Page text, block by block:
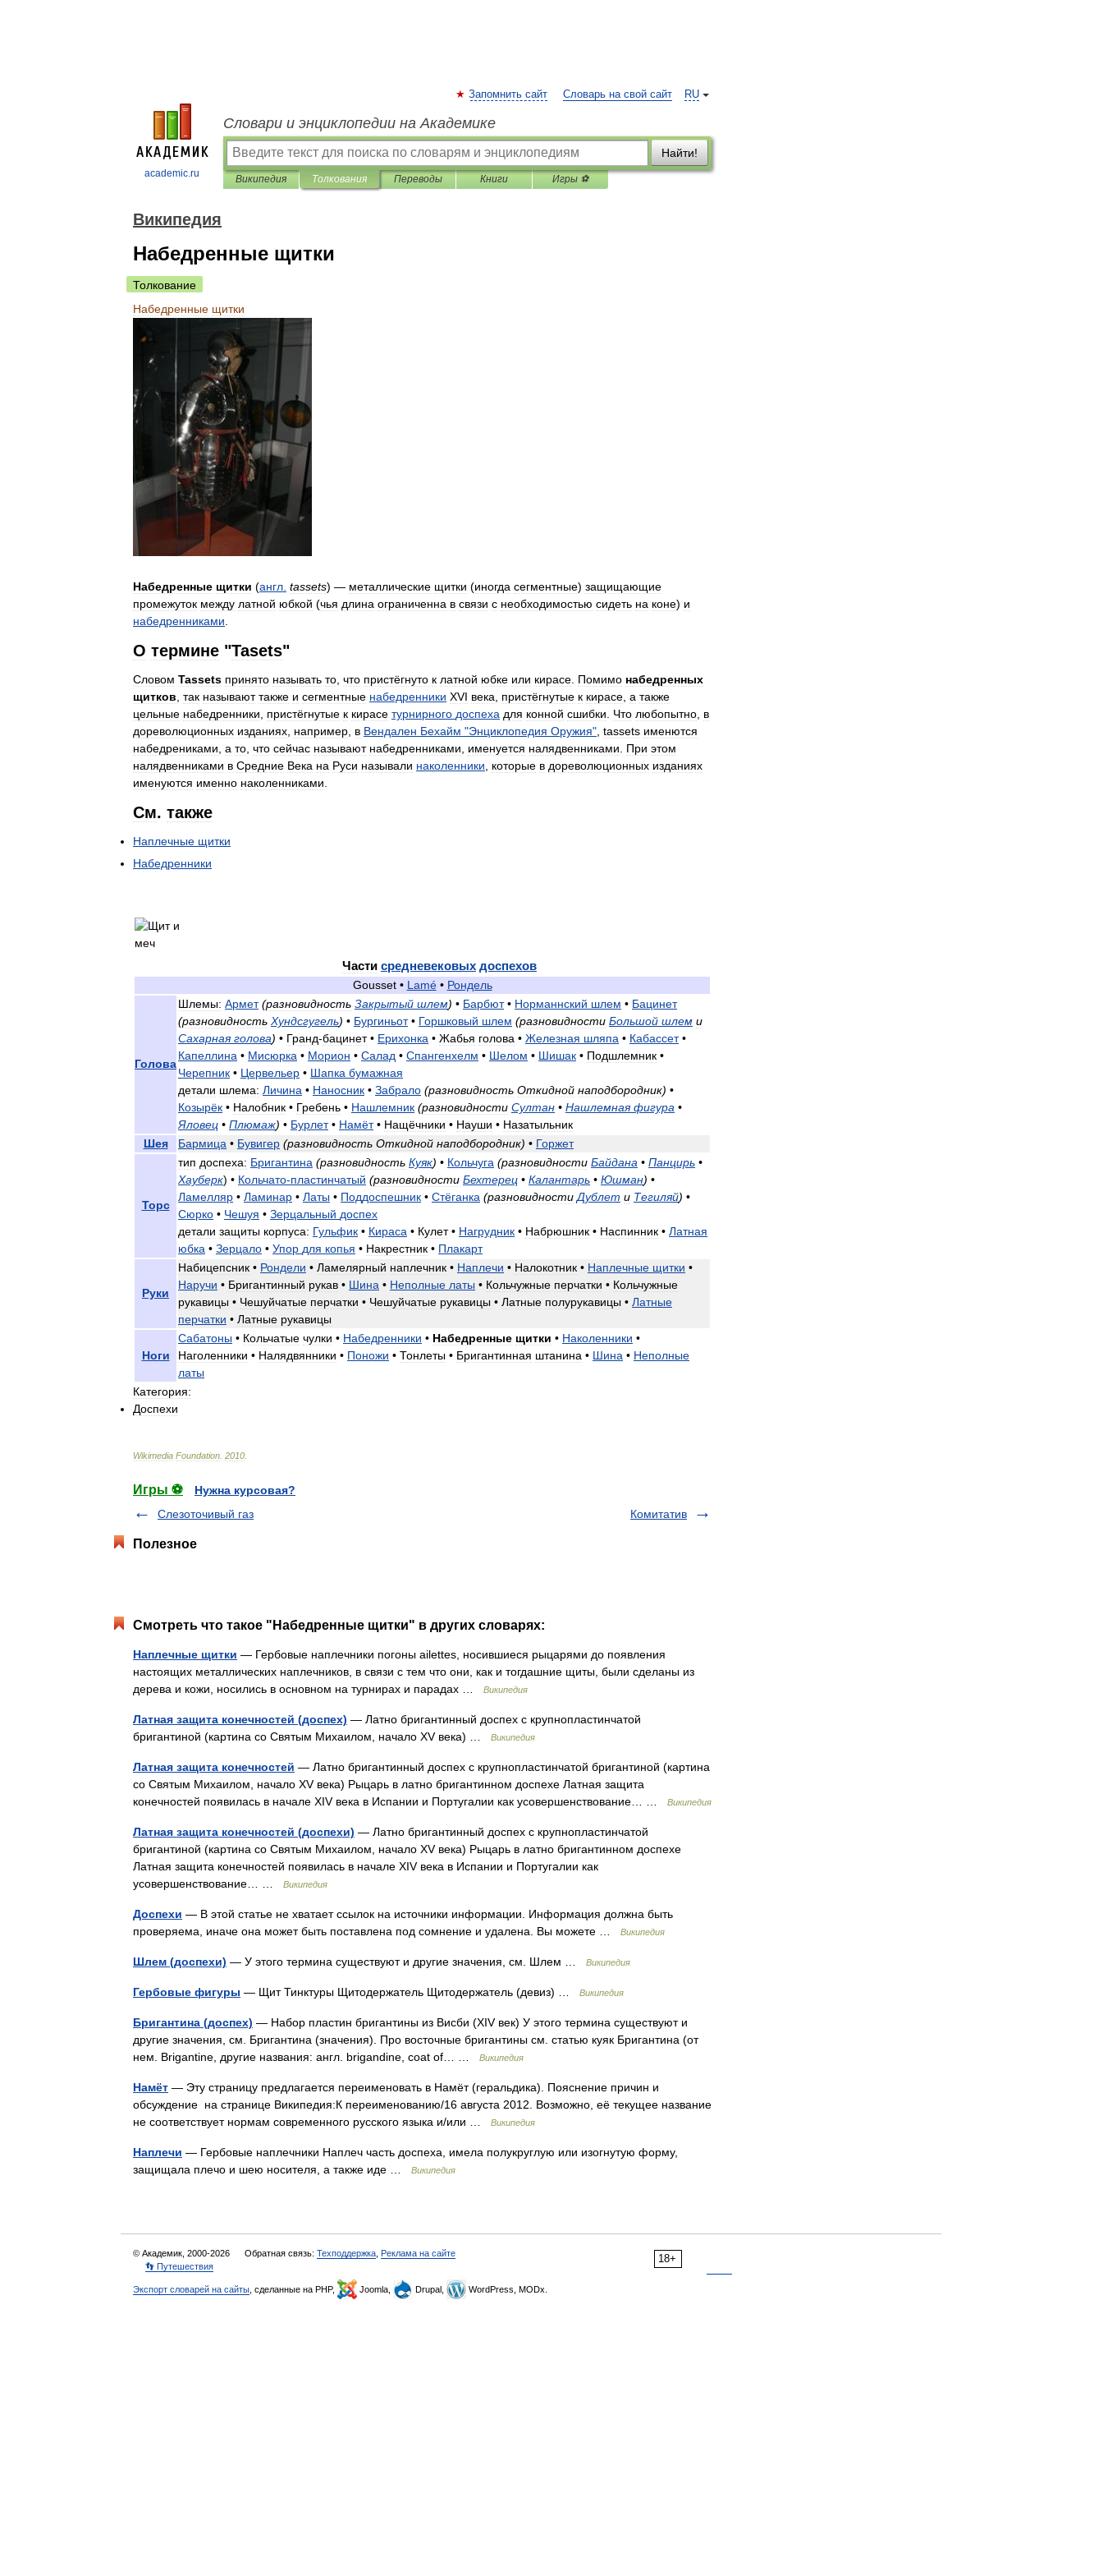
academic.ru
RU
Запомнить сайт Словарь на свой сайт
Словари и энциклопедии на Академике
Найти!
Википедия Толкования Переводы Книги Игры ⚽
Википедия
Набедренные щитки
Толкование
Набедренные щитки
Набедренные щитки (англ tassets) — металлические щитки (иногда сегментные) защищающие
промежуток между латной юбкой (чья длина ограниченна в связи с необходимостью сидеть на коне) и
набедренниками
О термине "Tasets"
Словом Tassets принято называть то что пристёгнуто к латной юбке или кирасе Помимо набедренных
щитков так называют также и сегментные набедренники XVI века пристёгнутые к кирасе а также
цельные набедренники пристёгнутые к кирасе турнирного доспеха для конной сшибки Что любопытно в
дореволюционных изданиях например в Вендален Бехайм "Энциклопедия Оружия" tassets именются
набедрениками а то что сейчас называют набедренниками именуется налядвенниками При этом
налядвенниками в Средние Века на Руси называли наколенники которые в дореволюционных изданиях
именуются именно наколенниками
См. также
Наплечные щитки
Набедренники
Части средневековых доспехов
Gousset• Lamé• Рондель
Голова
Шлемы: Армет (разновидность Закрытый шлем) • Барбют• Норманнский шлем • Бацинет
(разновидность Хундсгугель) • Бургиньот• Горшковый шлем (разновидности Большой шлем и
Сахарная голова) • Гранд-бацинет• Ерихонка • Жабья голова • Железная шляпа • Кабассет•
Капеллина • Мисюрка • Морион • Салад • Спангенхелм • Шелом • Шишак • Подшлемник •
Черепник • Цервельер • Шапка бумажная
детали шлема: Личина • Наносник • Забрало (разновидность Откидной наподбородник) •
Козырёк • Налобник • Гребень • Нашлемник (разновидности Султан • Нашлемная фигура •
Яловец • Плюмаж) • Бурлет• Намёт• Нащёчники • Науши • Назатыльник
Шея
Бармица • Бувигер (разновидность Откидной наподбородник) • Горжет
Торс
тип доспеха: Бригантина (разновидность Куяк) • Кольчуга (разновидности Байдана • Панцирь •
Хауберк) • Кольчато-пластинчатый (разновидности Бехтерец • Калантарь • Юшман) •
Ламелляр • Ламинар • Латы • Поддоспешник • Стёганка (разновидности Дублет и Тегиляй) •
Сюрко • Чешуя • Зерцальный доспех
детали защиты корпуса: Гульфик • Кираса • Кулет• Нагрудник • Набрюшник • Наспинник • Латная
юбка • Зерцало • Упор для копья • Накрестник • Плакарт
Руки
Набицепсник • Рондели • Ламелярный наплечник • Наплечи • Налокотник • Наплечные щитки •
Наручи • Бригантинный рукав • Шина • Неполные латы • Кольчужные перчатки • Кольчужные
рукавицы • Чешуйчатые перчатки • Чешуйчатые рукавицы • Латные полурукавицы • Латные
перчатки • Латные рукавицы
Ноги
Сабатоны • Кольчатые чулки • Набедренники • Набедренные щитки • Наколенники •
Наголенники • Налядвянники • Поножи • Тонлеты • Бригантинная штанина • Шина • Неполные
латы
Категория:
Доспехи
Wikimedia Foundation 2010
Игры ⚽
Нужна курсовая?
Слезоточивый газ
Комитатив
Полезное
Смотреть что такое "Набедренные щитки" в других словарях:
Наплечные щитки — Гербовые наплечники погоны ailettes, носившиеся рыцарями до появления
настоящих металлических наплечников, в связи с тем что они, как и тогдашние щиты, были сделаны из
дерева и кожи, носились в основном на турнирах и парадах …
Википедия
Латная защита конечностей (доспех) — Латно бригантинный доспех с крупнопластинчатой
бригантиной (картина со Святым Михаилом, начало XV века) …
Википедия
Латная защита конечностей — Латно бригантинный доспех с крупнопластинчатой бригантиной (картина
со Святым Михаилом, начало XV века) Рыцарь в латно бригантинном доспехе Латная защита
конечностей появилась в начале XIV века в Испании и Португалии как усовершенствование… …
Википедия
Латная защита конечностей (доспехи) — Латно бригантинный доспех с крупнопластинчатой
бригантиной (картина со Святым Михаилом, начало XV века) Рыцарь в латно бригантинном доспехе
Латная защита конечностей появилась в начале XIV века в Испании и Португалии как
усовершенствование… …
Википедия
Доспехи — В этой статье не хватает ссылок на источники информации. Информация должна быть
проверяема, иначе она может быть поставлена под сомнение и удалена. Вы можете …
Википедия
Шлем (доспехи) — У этого термина существуют и другие значения, см. Шлем … Википедия
Гербовые фигуры — Щит Тинктуры Щитодержатель Щитодержатель (девиз) … Википедия
Бригантина (доспех) — Набор пластин бригантины из Висби (XIV век) У этого термина существуют и
другие значения, см. Бригантина (значения). Про восточные бригантины см. статью куяк Бригантина (от
нем. Brigantine, другие названия: англ. brigandine, coat of… …
Википедия
Намёт — Эту страницу предлагается переименовать в Намёт (геральдика). Пояснение причин и
обсуждение на странице Википедия:К переименованию/16 августа 2012. Возможно, её текущее название
не соответствует нормам современного русского языка и/или …
Википедия
Наплечи — Гербовые наплечники Наплеч часть доспеха, имела полукруглую или изогнутую форму,
защищала плечо и шею носителя, а также иде …
Википедия
18+
© Академик, 2000-2026 Обратная связь: Техподдержка Реклама на сайте
👣 Путешествия
Экспорт словарей на сайты , сделанные на PHP, Joomla, Drupal, WordPress, MODx.